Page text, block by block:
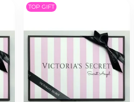
TOP GIFT